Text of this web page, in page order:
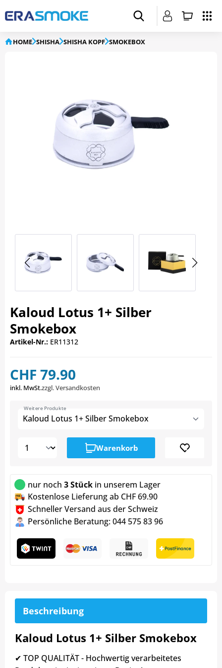
HOME SHISHA SHISHA KOPF SMOKEBOX
Kaloud Lotus 1+ Silber
Smokebox
Artikel-Nr.: ER11312
CHF 79.90
inkl. MwSt.zzgl. Versandkosten
Kaloud Lotus 1+ Silber Smokebox
Weitere Produkte
Warenkorb
nur noch 3 Stück in unserem Lager
Kostenlose Lieferung ab CHF 69.90
Schneller Versand aus der Schweiz
Persönliche Beratung: 044 575 83 96
Beschreibung
Kaloud Lotus 1+ Silber Smokebox
✔ TOP QUALITÄT - Hochwertig verarbeitetes